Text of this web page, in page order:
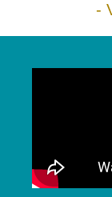
-